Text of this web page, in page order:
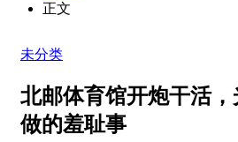
正文
未分类
北邮体育馆开炮干活
做的羞耻事